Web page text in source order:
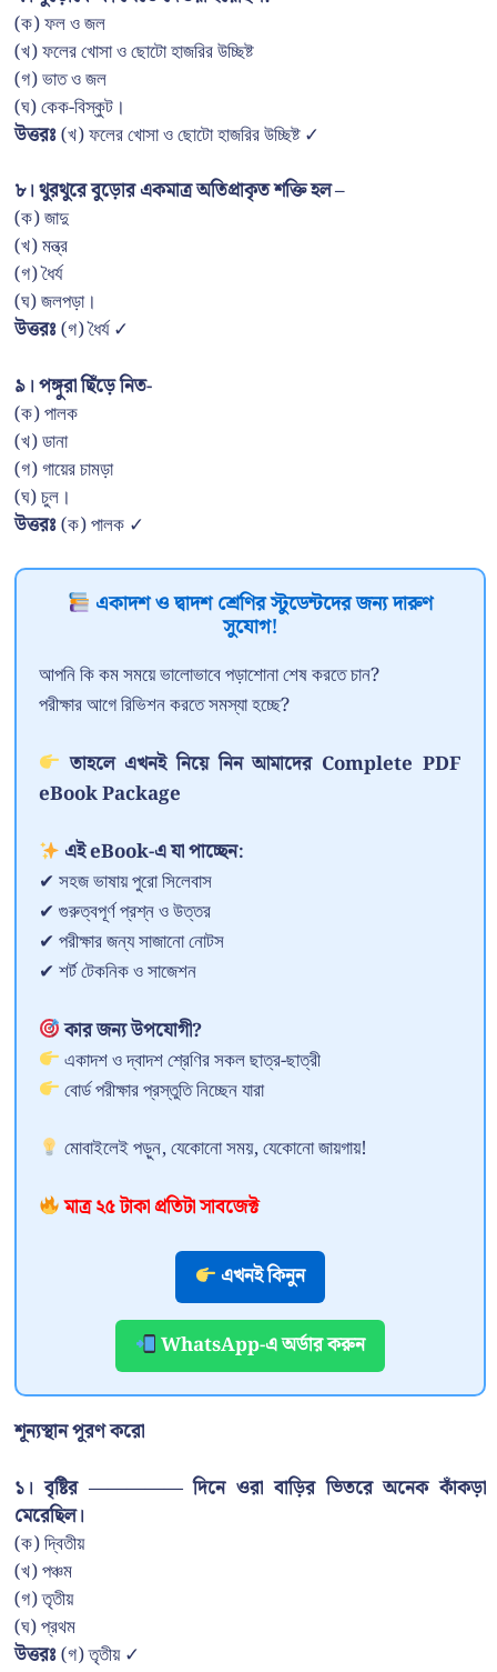
(ক) ফল ও জল
(খ) ফলের খোসা ও ছোটো হাজরির উচ্ছিষ্ট
(গ) ভাত ও জল
(ঘ) কেক-বিস্কুট।
উত্তরঃ(খ) ফলের খোসা ও ছোটো হাজরির উচ্ছিষ্ট ✓
৮। থুরথুরে বুড়োর একমাত্র অতিপ্রাকৃত শক্তি হল –
(ক) জাদু
(খ) মন্ত্র
(গ) ধৈর্য
(ঘ) জলপড়া।
উত্তরঃ(গ) ধৈর্য ✓
৯। পঙ্গুরা ছিঁড়ে নিত-
(ক) পালক
(খ) ডানা
(গ) গায়ের চামড়া
(ঘ) চুল।
উত্তরঃ(ক) পালক ✓
একাদশ ও দ্বাদশ শ্রেণির স্টুডেন্টদের জন্য দারুণ
সুযোগ!
আপনি কি কম সময়ে ভালোভাবে পড়াশোনা শেষ করতে চান?
পরীক্ষার আগে রিভিশন করতে সমস্যা হচ্ছে?
তাহলে এখনই নিয়ে নিন আমাদের Complete PDF
eBook Package
এই eBook-এ যা পাচ্ছেন:
✔ সহজ ভাষায় পুরো সিলেবাস
✔ গুরুত্বপূর্ণ প্রশ্ন ও উত্তর
✔ পরীক্ষার জন্য সাজানো নোটস
✔ শর্ট টেকনিক ও সাজেশন
কার জন্য উপযোগী?
একাদশ ও দ্বাদশ শ্রেণির সকল ছাত্র-ছাত্রী
বোর্ড পরীক্ষার প্রস্তুতি নিচ্ছেন যারা
মোবাইলেই পড়ুন, যেকোনো সময়, যেকোনো জায়গায়!
মাত্র ২৫ টাকা প্রতিটা সাবজেক্ট
এখনই কিনুন
WhatsApp-এ অর্ডার করুন
শূন্যস্থান পূরণ করো
১। বৃষ্টির ————— দিনে ওরা বাড়ির ভিতরে অনেক কাঁকড়া
মেরেছিল।
(ক) দ্বিতীয়
(খ) পঞ্চম
(গ) তৃতীয়
(ঘ) প্রথম
উত্তরঃ(গ) তৃতীয় ✓